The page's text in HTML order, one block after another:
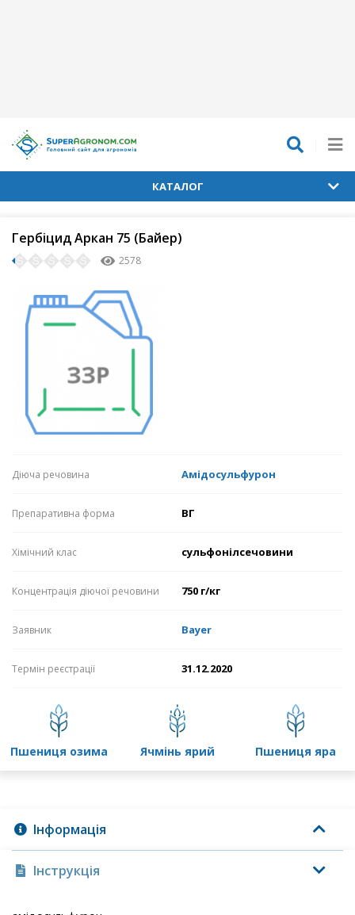
КАТАЛОГ
Гербіцид Аркан 75 (Байер)
2578
Діюча речовина Амідосульфурон
Препаративна форма ВГ
Хімічний клас сульфонілсечовини
Концентрація діючої речовини 750 г/кг
Заявник Bayer
Термін реєстрації 31.12.2020
пшениця озима ячмінь ярий пшениця яра
Інформація
Інструкція